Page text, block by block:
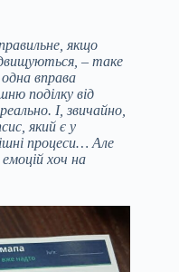
якщо
– таке
вправа
поділку від
І, звичайно,
який є у
процеси… Але
емоцій хоч на